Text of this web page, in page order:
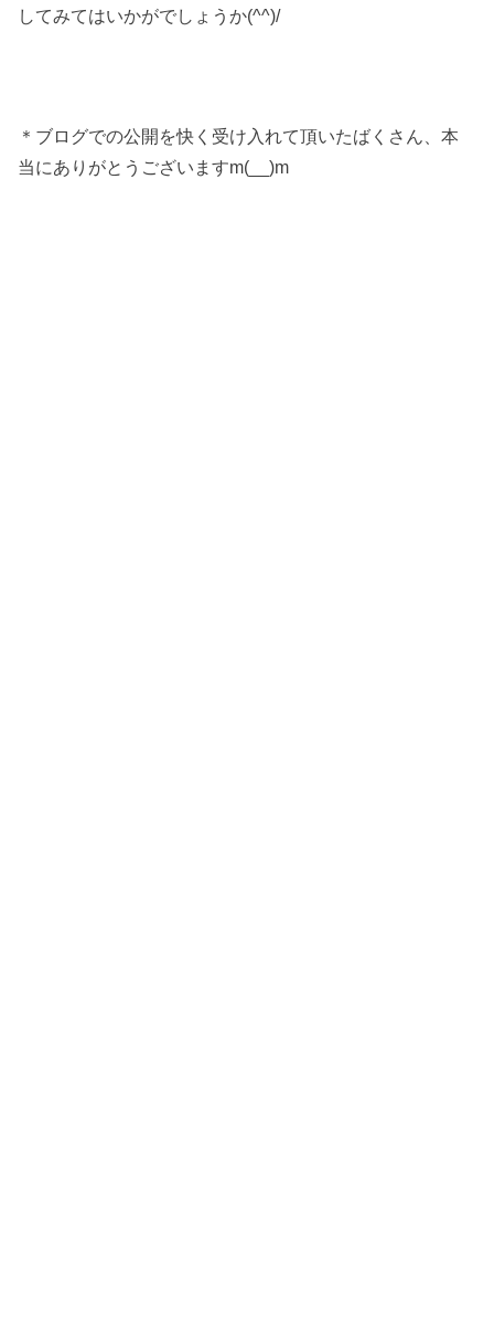
してみてはいかがでしょうか(^^)/
＊ブログでの公開を快く受け入れて頂いたばくさん、本
当にありがとうございますm(__)m